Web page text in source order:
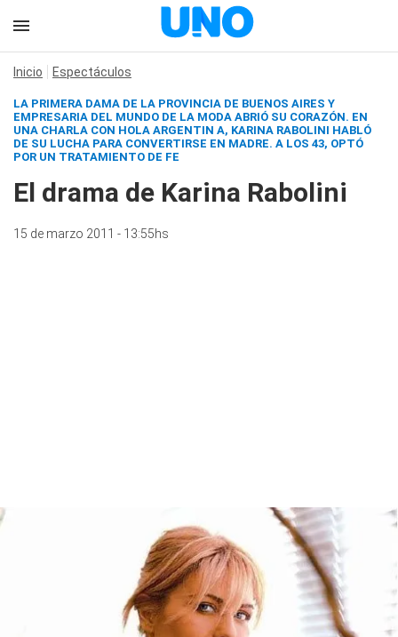
Inicio Espectáculos
LA PRIMERA DAMA DE LA PROVINCIA DE BUENOS AIRES Y
EMPRESARIA DEL MUNDO DE LA MODA ABRIÓ SU CORAZÓN. EN
UNA CHARLA CON HOLA ARGENTIN A, KARINA RABOLINI HABLÓ
DE SU LUCHA PARA CONVERTIRSE EN MADRE. A LOS 43, OPTÓ
POR UN TRATAMIENTO DE FE
El drama de Karina Rabolini
15 de marzo 2011 - 13:55hs